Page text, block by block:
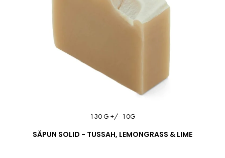
130 G +/- 10G
SĂPUN SOLID - TUSSAH, LEMONGRASS & LIME